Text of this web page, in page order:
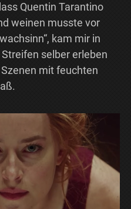
Quentin Tarantino
weinen musste vor
kam mir in
selber erleben
mit feuchten